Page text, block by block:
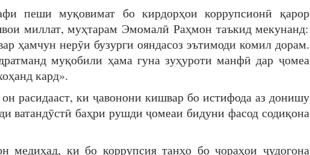
пеши муқовимат бо кирдорҳои коррупсионӣ қарор
миллат, муҳтарам Эмомалӣ Раҳмон таъкид мекунанд:
ҳамчун нерӯи бузурги ояндасоз эътимоди комил дорам.
муқобили ҳама гуна зуҳуроти манфӣ дар ҷомеа
кард».
расидааст, ки ҷавонони кишвар бо истифода аз донишу
ватандӯстӣ баҳри рушди ҷомеаи бидуни фасод содиқона
медиҳад, ки бо коррупсия танҳо бо чораҳои ҷудогона